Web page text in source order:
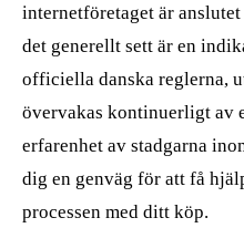
internetföretaget är
det generellt sett är en
officiella danska reglerna,
övervakas kontinuerligt av
erfarenhet av stadgarna
dig en genväg för att få
processen med ditt köp.